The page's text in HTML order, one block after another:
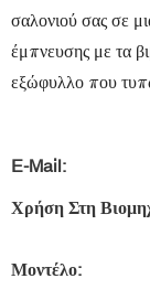
σαλονιού σας σε
έμπνευσης με τα
εξώφυλλο που
E-Mail:
Χρήση Στη
Μοντέλο: